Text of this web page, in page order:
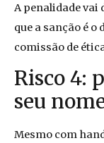
A penalidade vai
que a sanção é o
comissão de
Risco 4:
seu
Mesmo com